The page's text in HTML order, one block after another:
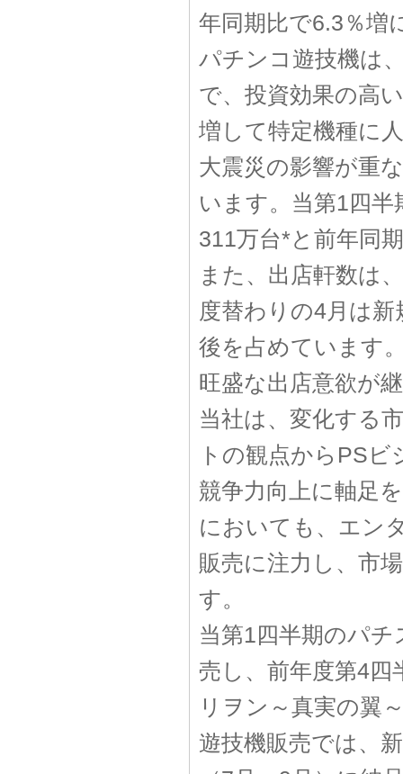
年同期比で6.3％増
パチンコ遊技機は
で、投資効果の高
増して特定機種に
大震災の影響が重
います。当第1四
311万台*と前年同
また、出店軒数は
度替わりの4月は
後を占めています
旺盛な出店意欲が
当社は、変化する
トの観点からPS
競争力向上に軸足
においても、エン
販売に注力し、市
す。
当第1四半期のパ
売し、前年度第4
リヲン～真実の翼
遊技機販売では、